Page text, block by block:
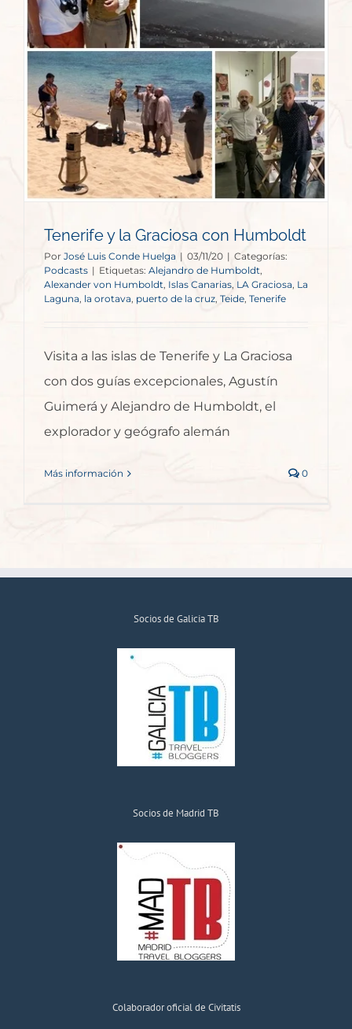
Tenerife y la Graciosa con Humboldt
Por José Luis Conde Huelga | 03/11/20 | Categorías:
Podcasts | Etiquetas: Alejandro de Humboldt,
Alexander von Humboldt, Islas Canarias, LA Graciosa, La
Laguna, la orotava, puerto de la cruz, Teide, Tenerife
Visita a las islas de Tenerife y La Graciosa
con dos guías excepcionales, Agustín
Guimerá y Alejandro de Humboldt, el
explorador y geógrafo alemán
Más información 0
Socios de Galicia TB
Socios de Madrid TB
Colaborador oficial de Civitatis